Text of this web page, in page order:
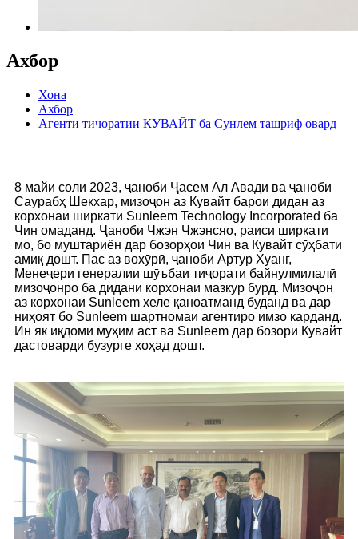
Ахбор
Хона
Ахбор
Агенти тичоратии КУВАЙТ ба Сунлем ташриф овард
8 майи соли 2023, ҷаноби Ҷасем Ал Авади ва ҷаноби
Саурабҳ Шекхар, мизоҷон аз Кувайт барои дидан аз
корхонаи ширкати Sunleem Technology Incorporated ба
Чин омаданд. Ҷаноби Чжэн Чжэнсяо, раиси ширкати
мо, бо муштариён дар бозорҳои Чин ва Кувайт сӯҳбати
амиқ дошт. Пас аз вохӯрӣ, ҷаноби Артур Хуанг,
Менеҷери генералии шӯъбаи тиҷорати байнулмилалӣ
мизоҷонро ба дидани корхонаи мазкур бурд. Мизоҷон
аз корхонаи Sunleem хеле қаноатманд буданд ва дар
ниҳоят бо Sunleem шартномаи агентиро имзо карданд.
Ин як иқдоми муҳим аст ва Sunleem дар бозори Кувайт
дастоварди бузурге хоҳад дошт.